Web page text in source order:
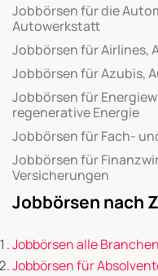
Jobbörsen für die
Autowerkstatt
Jobbörsen für Airlines,
Jobbörsen für Azubis,
Jobbörsen für
regenerative Energie
Jobbörsen für Fach-
Jobbörsen für
Versicherungen
Jobbörsen nach
Jobbörsen alle
Jobbörsen für